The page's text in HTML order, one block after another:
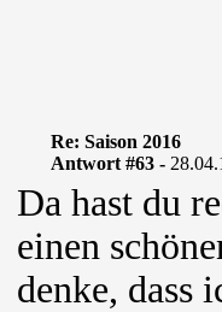
Re: Saison 2016
Antwort #63 -
Da hast du
einen
denke, dass